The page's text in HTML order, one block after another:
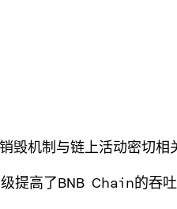
毁机制与链上活动密切相
提高了BNB Chain的吞吐